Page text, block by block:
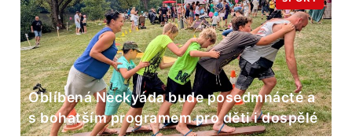
Oblíbená Neckyáda bude posedmnácté a
s bohatším programem pro děti i dospělé